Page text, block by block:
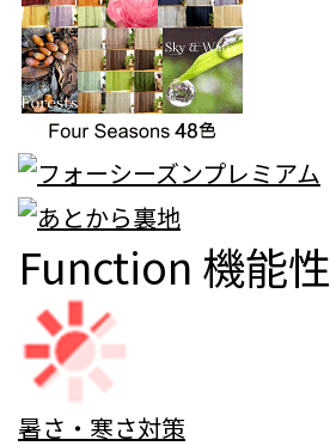
Function 機能性
暑さ・寒さ対策